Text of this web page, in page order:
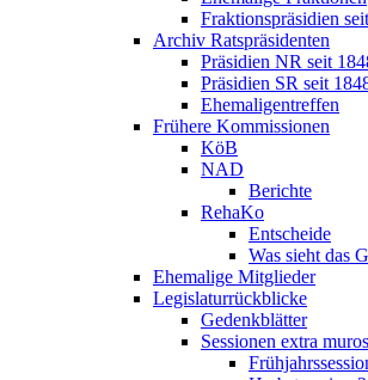
Fraktionspräsidien
Archiv Ratspräsidenten
Präsidien NR seit
Präsidien SR seit
Ehemaligentreffen
Frühere Kommissionen
KöB
NAD
Berichte
RehaKo
Entscheide
Was sieht das
Ehemalige Mitglieder
Legislaturrückblicke
Gedenkblätter
Sessionen extra muros